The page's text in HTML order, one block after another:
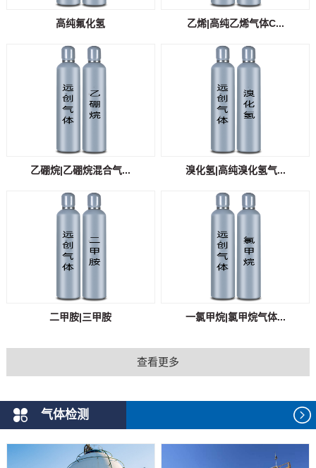
高纯氟化氢 乙烯|高纯乙烯气体C...
乙硼烷|乙硼烷混合气... 溴化氢|高纯溴化氢气...
二甲胺|三甲胺 一氯甲烷|氯甲烷气体...
查看更多
气体检测